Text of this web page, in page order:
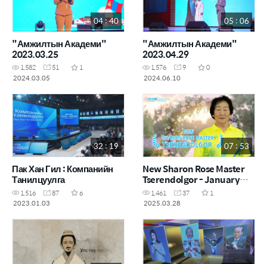
04 : 40
"Амжилтын Академи"
2023.03.25
1,582 51
1
2024.03.05
05 : 06
"Амжилтын Академи"
2023.04.29
1,576 9
0
2024.06.10
32 : 19
Пак Хан Гил : Компанийн
Танилцуулга
1,516 87
6
2023.01.03
07 : 53
New Sharon Rose Master
Tserendolgor - January
2025
1,461 37
1
2025.03.28